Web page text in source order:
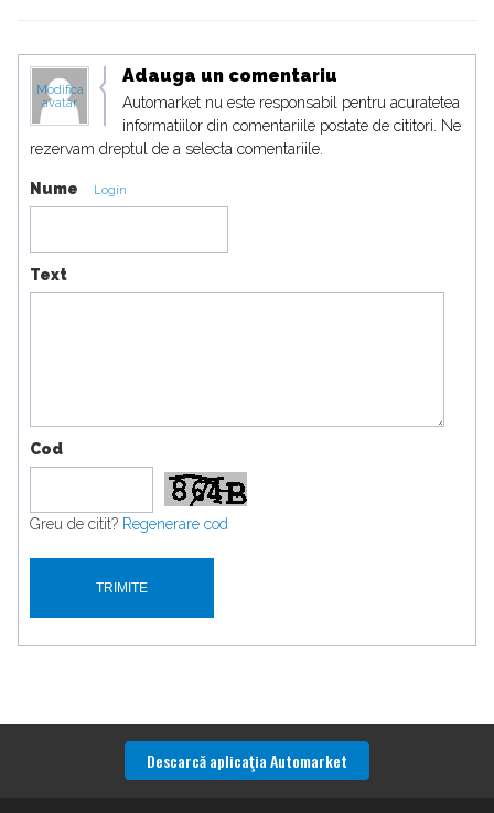
Modifica
avatar
Adauga un comentariu
Automarket nu este responsabil pentru acuratetea
informatiilor din comentariile postate de cititori. Ne
rezervam dreptul de a selecta comentariile.
Nume Login
Text
Cod
Greu de citit? Regenerare cod
Descarcă aplicaţia Automarket